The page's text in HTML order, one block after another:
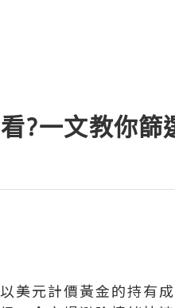
?一文教你篩
美元計價黃金的持有